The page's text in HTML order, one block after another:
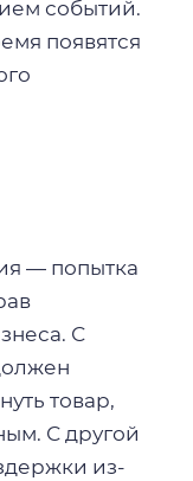
событий.
появятся
— попытка
С
товар,
С другой
из-